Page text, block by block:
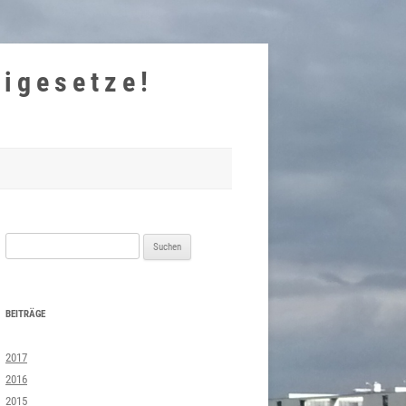
BEITRÄGE
2017
2016
2015